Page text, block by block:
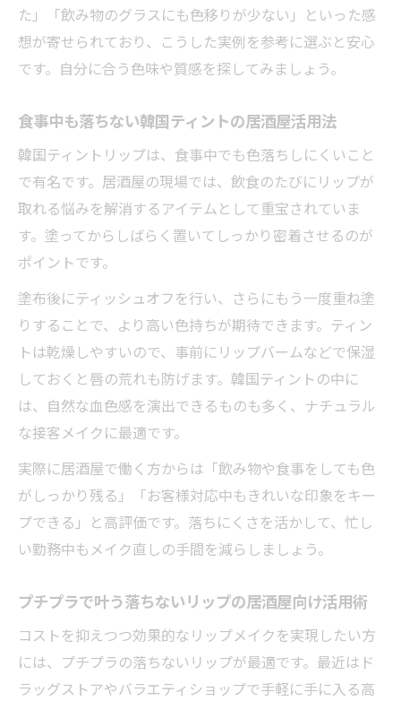
た」「飲み物のグラスにも色移りが少ない」といった感
想が寄せられており、こうした実例を参考に選ぶと安心
です。自分に合う色味や質感を探してみましょう。
食事中も落ちない韓国ティントの居酒屋活用法
韓国ティントリップは、食事中でも色落ちしにくいこと
で有名です。居酒屋の現場では、飲食のたびにリップが
取れる悩みを解消するアイテムとして重宝されていま
す。塗ってからしばらく置いてしっかり密着させるのが
ポイントです。
塗布後にティッシュオフを行い、さらにもう一度重ね塗
りすることで、より高い色持ちが期待できます。ティン
トは乾燥しやすいので、事前にリップバームなどで保湿
しておくと唇の荒れも防げます。韓国ティントの中に
は、自然な血色感を演出できるものも多く、ナチュラル
な接客メイクに最適です。
実際に居酒屋で働く方からは「飲み物や食事をしても色
がしっかり残る」「お客様対応中もきれいな印象をキー
プできる」と高評価です。落ちにくさを活かして、忙し
い勤務中もメイク直しの手間を減らしましょう。
プチプラで叶う落ちないリップの居酒屋向け活用術
コストを抑えつつ効果的なリップメイクを実現したい方
には、プチプラの落ちないリップが最適です。最近はド
ラッグストアやバラエティショップで手軽に手に入る高